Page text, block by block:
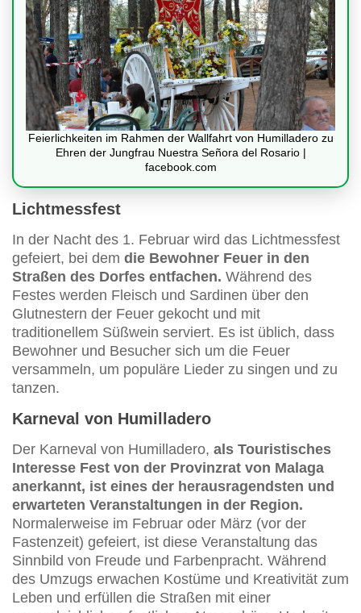
Feierlichkeiten im Rahmen der Wallfahrt von Humilladero zu
Ehren der Jungfrau Nuestra Señora del Rosario |
facebook.com
Lichtmessfest
In der Nacht des 1. Februar wird das Lichtmessfest
gefeiert, bei dem die Bewohner Feuer in den
Straßen des Dorfes entfachen. Während des
Festes werden Fleisch und Sardinen über den
Glutnestern der Feuer gekocht und mit
traditionellem Süßwein serviert. Es ist üblich, dass
Bewohner und Besucher sich um die Feuer
versammeln, um populäre Lieder zu singen und zu
tanzen.
Karneval von Humilladero
Der Karneval von Humilladero, als Touristisches
Interesse Fest von der Provinzrat von Malaga
anerkannt, ist eines der herausragendsten und
erwarteten Veranstaltungen in der Region.
Normalerweise im Februar oder März (vor der
Fastenzeit) gefeiert, ist diese Veranstaltung das
Sinnbild von Freude und Farbenpracht. Während
des Umzugs erwachen Kostüme und Kreativität zum
Leben und erfüllen die Straßen mit einer